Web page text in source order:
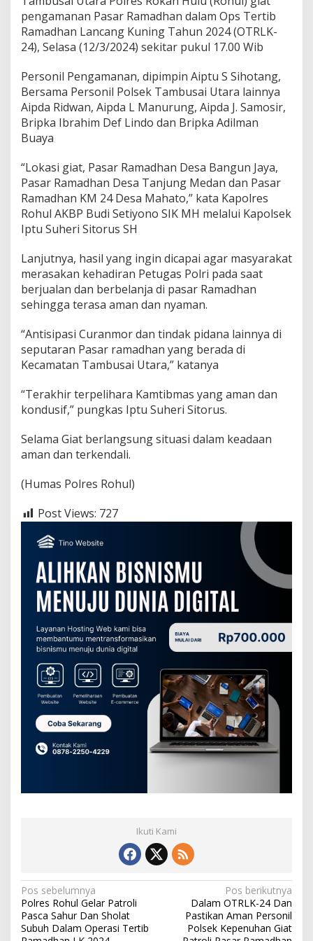
m
b
u
s
i
U
t
a
r
A
M
P
a
s
a
R
a
m
a
d
a
n
D
i
i
g
a
i
t
k
pengamanan Pasar Ramadhan dalam Ops Tertib
Ramadhan Lancang Kuning Tahun 2024 (OTRLK-
24), Selasa (12/3/2024) sekitar pukul 17.00 Wib
Personil Pengamanan, dipimpin Aiptu S Sihotang,
Bersama Personil Polsek Tambusai Utara lainnya
Aipda Ridwan, Aipda L Manurung, Aipda J. Samosir,
Bripka Ibrahim Def Lindo dan Bripka Adilman
Buaya
“Lokasi giat, Pasar Ramadhan Desa Bangun Jaya,
Pasar Ramadhan Desa Tanjung Medan dan Pasar
Ramadhan KM 24 Desa Mahato,” kata Kapolres
Rohul AKBP Budi Setiyono SIK MH melalui Kapolsek
Iptu Suheri Sitorus SH
Lanjutnya, hasil yang ingin dicapai agar masyarakat
merasakan kehadiran Petugas Polri pada saat
berjualan dan berbelanja di pasar Ramadhan
sehingga terasa aman dan nyaman.
“Antisipasi Curanmor dan tindak pidana lainnya di
seputaran Pasar ramadhan yang berada di
Kecamatan Tambusai Utara,” katanya
“Terakhir terpelihara Kamtibmas yang aman dan
kondusif,” pungkas Iptu Suheri Sitorus.
Selama Giat berlangsung situasi dalam keadaan
aman dan terkendali.
(Humas Polres Rohul)
Post Views: 727
Ikuti Kami
N
a
v
Pos sebelumnya
Polres Rohul Gelar Patroli
Pasca Sahur Dan Sholat
Subuh Dalam Operasi Tertib
Pos berikutnya
Dalam OTRLK-24 Dan
Pastikan Aman Personil
Polsek Kepenuhan Giat